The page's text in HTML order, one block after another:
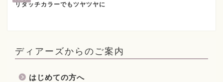
リタッチカラーでもツヤツヤに
ディアーズからのご案内
はじめての方へ